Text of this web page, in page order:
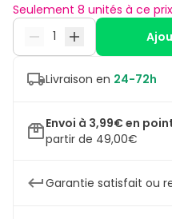
Seulement 8 unités à ce prix
Livraison en 24-72h
Envoi à 3,99€ en
partir de 49,00€
Garantie satisfait ou